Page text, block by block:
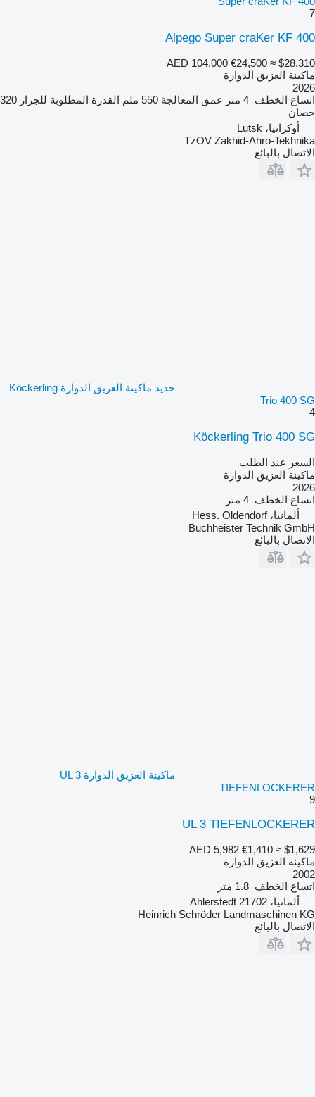
7
Alpego Super craKer KF 400
AED 104,000 €24,500 ≈ $28,310
ماكينة العزيق الدوارة
2026
اتساع الخطف 4 متر عمق المعالجة 550 ملم القدرة المطلوبة للجرار 320
حصان
أوكرانيا، Lutsk
TzOV Zakhid-Ahro-Tekhnika
الاتصال بالبائع
جديد ماكينة العزيق الدوارة Köckerling
Trio 400 SG
4
Köckerling Trio 400 SG
السعر عند الطلب
ماكينة العزيق الدوارة
2026
اتساع الخطف 4 متر
ألمانيا، Hess. Oldendorf
Buchheister Technik GmbH
الاتصال بالبائع
ماكينة العزيق الدوارة UL 3
TIEFENLOCKERER
9
UL 3 TIEFENLOCKERER
AED 5,982 €1,410 ≈ $1,629
ماكينة العزيق الدوارة
2002
اتساع الخطف 1.8 متر
ألمانيا، 21702 Ahlerstedt
Heinrich Schröder Landmaschinen KG
الاتصال بالبائع